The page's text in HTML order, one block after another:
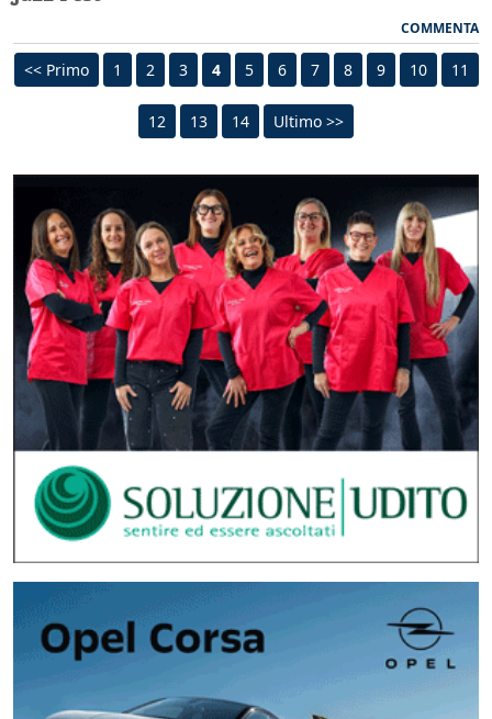
COMMENTA
<< Primo 1 2 3 4 5 6 7 8 9 10 11
12 13 14 Ultimo >>